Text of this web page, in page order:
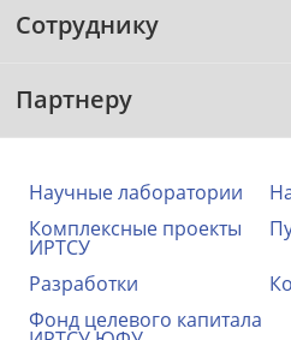
Сотруднику
Партнеру
Научные лаборатории
Комплексные проекты
ИРТСУ
Разработки
Фонд целевого капитала